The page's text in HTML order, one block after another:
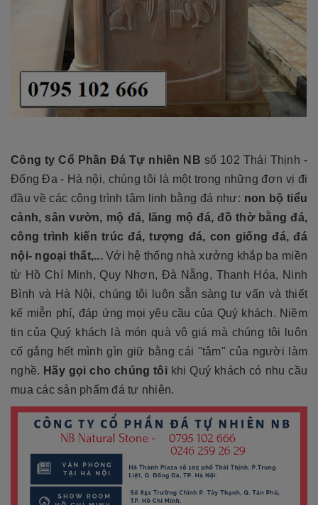
Công ty Cổ Phần Đá Tự nhiên NB số 102 Thái Thịnh -
Đống Đa - Hà nội, chúng tôi là một trong những đơn vị đi
đầu về các công trình tâm linh bằng đá như: non bộ tiểu
cảnh, sân vườn, mộ đá, lăng mộ đá, đồ thờ bằng đá,
công trình kiến trúc đá, tượng đá, con giống đá, đá
nội- ngoại thất,...Với hệ thống nhà xưởng khắp ba miền
từ Hồ Chí Minh, Quy Nhơn, Đà Nẵng, Thanh Hóa, Ninh
Bình và Hà Nội, chúng tôi luôn sẵn sàng tư vấn và thiết
kế miễn phí, đáp ứng mọi yêu cầu của Quý khách. Niềm
tin của Quý khách là món quà vô giá mà chúng tôi luôn
cố gắng hết mình gìn giữ bằng cái "tâm" của người làm
nghề. Hãy gọi cho chúng tôikhi Quý khách có nhu cầu
mua các sản phẩm đá tự nhiên.